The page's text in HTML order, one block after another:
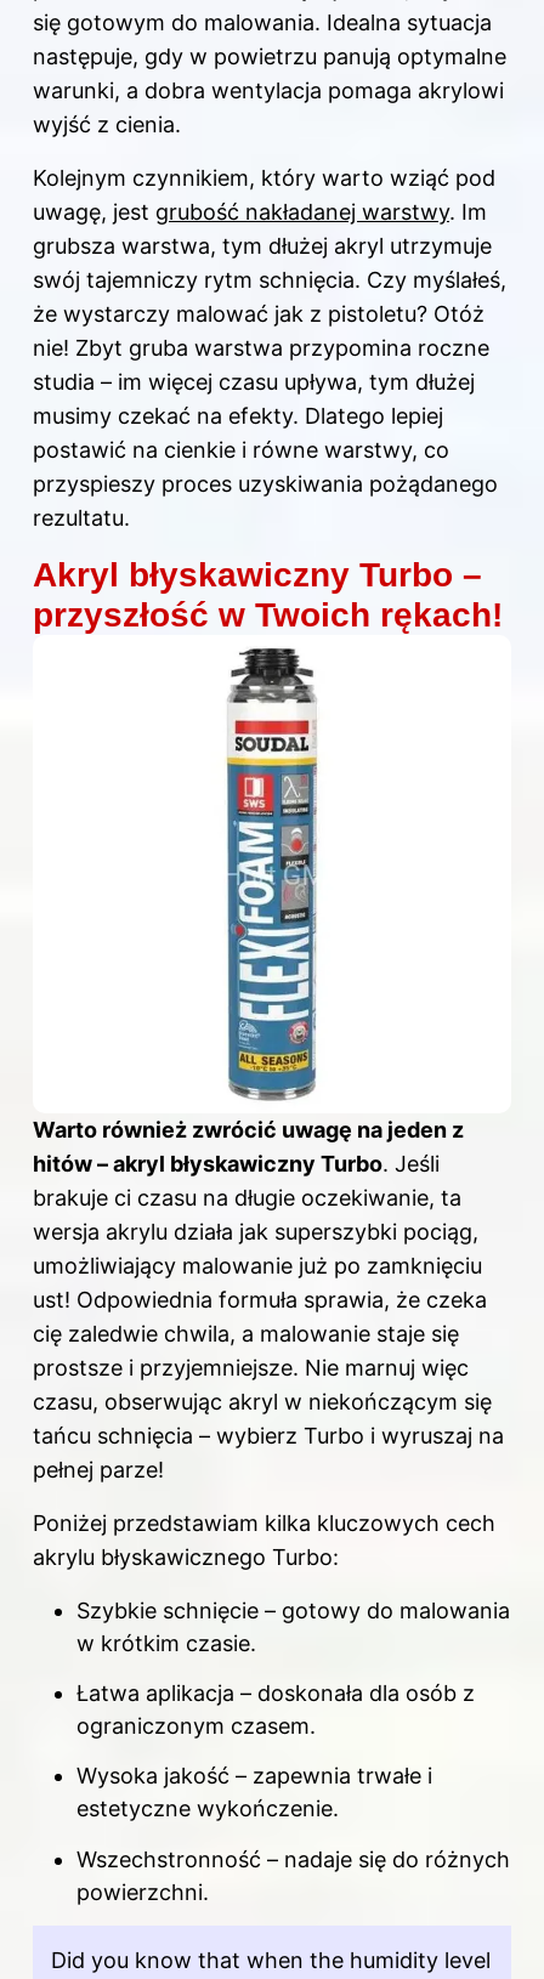
się gotowym do malowania. Idealna sytuacja
następuje, gdy w powietrzu panują optymalne
warunki, a dobra wentylacja pomaga akrylowi
wyjść z cienia.
Kolejnym czynnikiem, który warto wziąć pod
uwagę, jest grubość nakładanej warstwy. Im
grubsza warstwa, tym dłużej akryl utrzymuje
swój tajemniczy rytm schnięcia. Czy myślałeś,
że wystarczy malować jak z pistoletu? Otóż
nie! Zbyt gruba warstwa przypomina roczne
studia – im więcej czasu upływa, tym dłużej
musimy czekać na efekty. Dlatego lepiej
postawić na cienkie i równe warstwy, co
przyspieszy proces uzyskiwania pożądanego
rezultatu.
Akryl błyskawiczny Turbo –
przyszłość w Twoich rękach!
Warto również zwrócić uwagę na jeden z
hitów – akryl błyskawiczny Turbo. Jeśli
brakuje ci czasu na długie oczekiwanie, ta
wersja akrylu działa jak superszybki pociąg,
umożliwiający malowanie już po zamknięciu
ust! Odpowiednia formuła sprawia, że czeka
cię zaledwie chwila, a malowanie staje się
prostsze i przyjemniejsze. Nie marnuj więc
czasu, obserwując akryl w niekończącym się
tańcu schnięcia – wybierz Turbo i wyruszaj na
pełnej parze!
Poniżej przedstawiam kilka kluczowych cech
akrylu błyskawicznego Turbo:
Szybkie schnięcie – gotowy do malowania
w krótkim czasie.
Łatwa aplikacja – doskonała dla osób z
ograniczonym czasem.
Wysoka jakość – zapewnia trwałe i
estetyczne wykończenie.
Wszechstronność – nadaje się do różnych
powierzchni.
Did you know that when the humidity level